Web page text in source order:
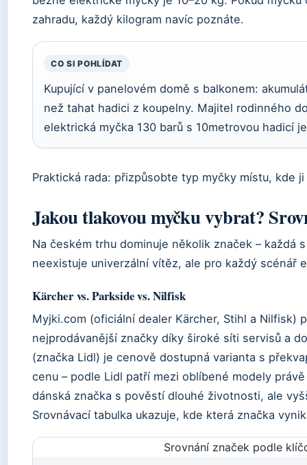
zahradu, každý kilogram navíc poznáte.
CO SI POHLÍDAT
Kupující v panelovém domě s balkonem:
než tahat hadici z koupelny. Majitel rodinného
elektrická myčka 130 barů s 10metrovou hadicí
Praktická rada: přizpůsobte typ myčky místu, kde
Jakou tlakovou myčku vybrat?
Na českém trhu dominuje několik značek – každá
neexistuje univerzální vítěz, ale pro každý scénář
Kärcher vs. Parkside vs. Nilfisk
Myjki.com (oficiální dealer Kärcher, Stihl a Nilfisk)
nejprodávanější značky díky široké síti servisů a
(značka Lidl) je cenově dostupná varianta s
cenu – podle Lidl patří mezi oblíbené modely
dánská značka s pověstí dlouhé životnosti, ale
Srovnávací tabulka ukazuje, kde která značka
Srovnání značek podle